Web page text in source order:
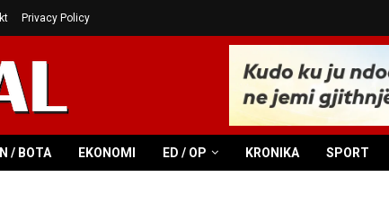
Privacy Policy
/ BOTA EKONOMI ED / OP KRONIKA SPORT